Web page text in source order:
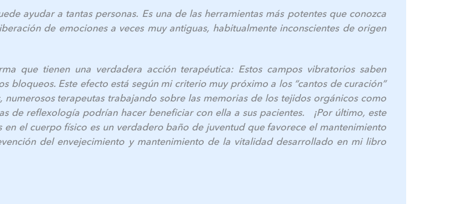
ayudar a tantas personas. Es una de las herramientas más potentes que conozca
de emociones a veces muy antiguas, habitualmente inconscientes de origen
que tienen una verdadera acción terapéutica: Estos campos vibratorios saben
bloqueos. Este efecto está según mi criterio muy próximo a los “cantos de curación”
numerosos terapeutas trabajando sobre las memorias de los tejidos orgánicos como
de reflexología podrían hacer beneficiar con ella a sus pacientes. ¡Por último, este
el cuerpo físico es un verdadero baño de juventud que favorece el mantenimiento
del envejecimiento y mantenimiento de la vitalidad desarrollado en mi libro